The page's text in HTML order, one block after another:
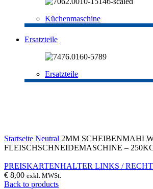
Küchenmaschine
Ersatzteile
Ersatzteile
Startseite Neutral 2MM
FLEISCHSCHNEIDEMASCHINE –
PREISKARTENHALTER LINKS /
€ 8,00 exkl. MWSt.
Back to products